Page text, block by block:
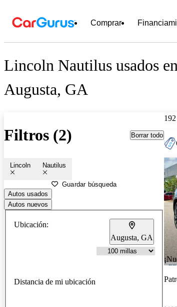
Comprar
Lincoln Nautilus usados
Augusta, GA
Filtros (2) Borrar todo
Lincoln Nautilus
Guardar búsqueda
Autos usados
Autos nuevos
Ubicación:
Augusta, GA
Distancia de mi ubicación